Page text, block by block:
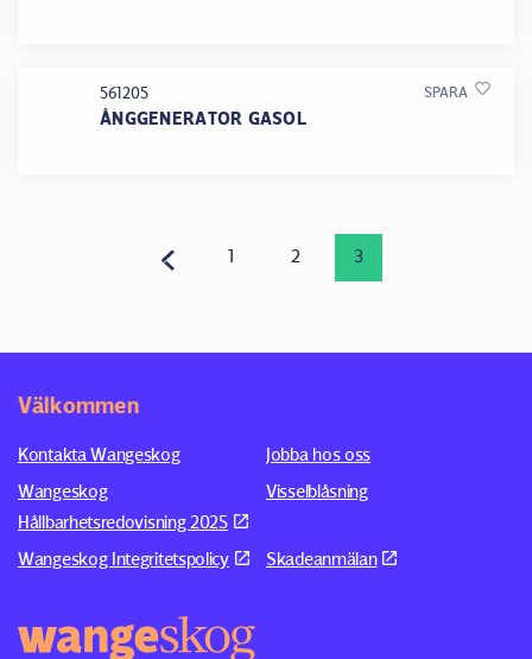
561205
ÅNGGENERATOR GASOL
SPARA
1 2 3
Välkommen
Kontakta Wangeskog
Jobba hos oss
Wangeskog
Hållbarhetsredovisning 2025
Visselblåsning
Wangeskog Integritetspolicy Skadeanmälan